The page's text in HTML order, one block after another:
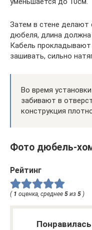
Затем в стене делают
дюбеля, длина
Кабель прокладывают
зашивать, сильно
Во время
забивают в
конструкция
Фото дюбель-
Рейтинг
( 1 оценка, среднее 5 из 5 )